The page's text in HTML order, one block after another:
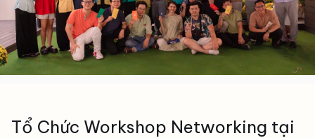
Tổ Chức Workshop Networking tại